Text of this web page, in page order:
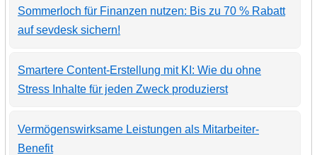
Sommerloch für Finanzen nutzen: Bis zu 70 % Rabatt
auf sevdesk sichern!
Smartere Content-Erstellung mit KI: Wie du ohne
Stress Inhalte für jeden Zweck produzierst
Vermögenswirksame Leistungen als Mitarbeiter-
Benefit